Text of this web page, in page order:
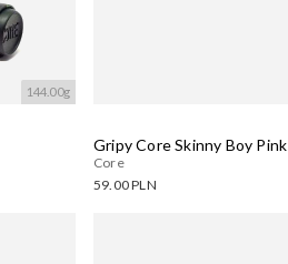
144.00g
Gripy Core Skinny Boy Pink
Core
59.00 PLN